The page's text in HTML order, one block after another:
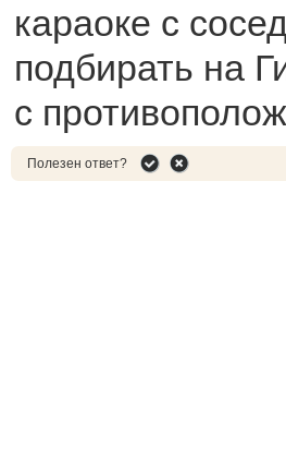
караоке с
подбирать на
с
Полезен ответ?